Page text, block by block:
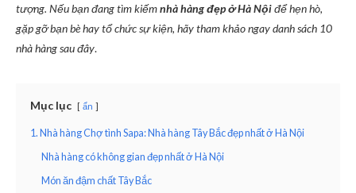
tượng. Nếu bạn đang tìm kiếmnhà hàng đẹp ở Hà Nộiđể hẹn hò,
gặp gỡ bạn bè hay tổ chức sự kiện, hãy tham khảo ngay danh sách 10
nhà hàng sau đây.
Mục lục ẩn
1. Nhà hàng Chợ tình Sapa: Nhà hàng Tây Bắc đẹp nhất ở Hà Nội
Nhà hàng có không gian đẹp nhất ở Hà Nội
Món ăn đậm chất Tây Bắc